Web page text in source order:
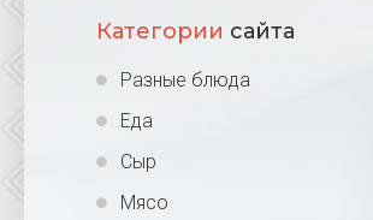
Категории сайта
Разные блюда
Еда
Сыр
Мясо